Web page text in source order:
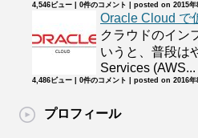
4,546ビュー 0件のコメント posted on 2015年
Oracle Cloud で
クラウドのイン
いうと、普段は
Services (AWS...
4,486ビュー 0件のコメント posted on 2016年
プロフィール